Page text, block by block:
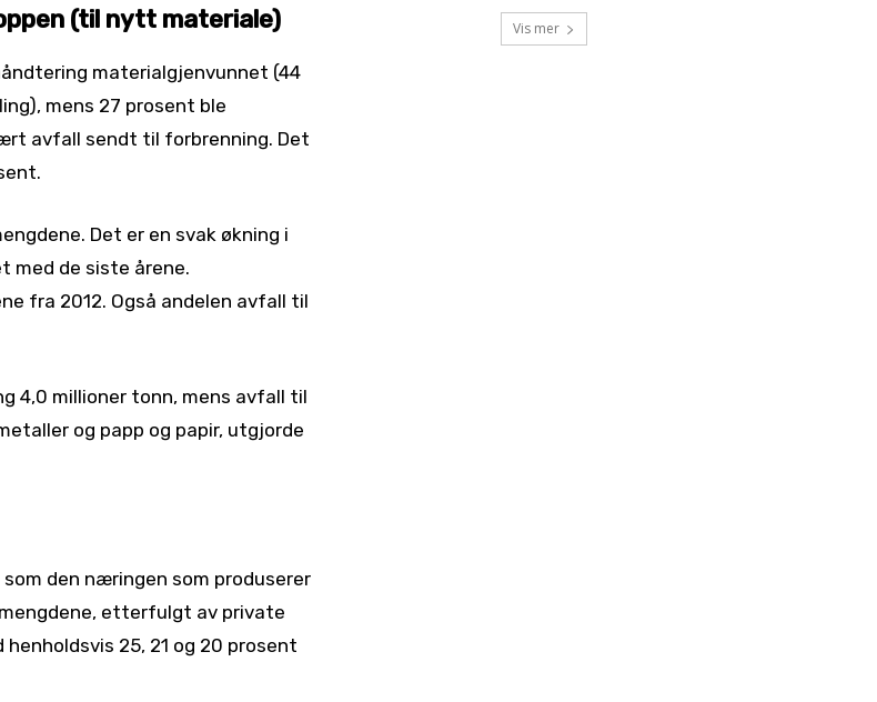
(til nytt materiale)
materialgjenvunnet (44
mens 27 prosent ble
avfall sendt til forbrenning. Det
Det er en svak økning i
med de siste årene.
fra 2012. Også andelen avfall til
4,0 millioner tonn, mens avfall til
og papp og papir, utgjorde
den næringen som produserer
etterfulgt av private
25, 21 og 20 prosent
Vis mer